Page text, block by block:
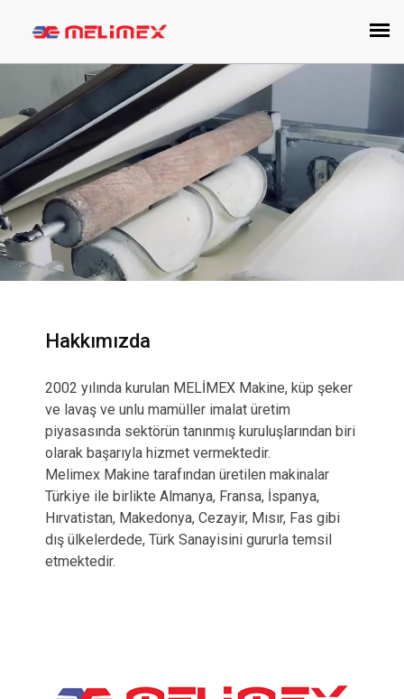
Hakkımızda
2002 yılında kurulan MELİMEX Makine, küp şeker
ve lavaş ve unlu mamüller imalat üretim
piyasasında sektörün tanınmış kuruluşlarından biri
olarak başarıyla hizmet vermektedir.
Melimex Makine tarafından üretilen makinalar
Türkiye ile birlikte Almanya, Fransa, İspanya,
Hırvatistan, Makedonya, Cezayir, Mısır, Fas gibi
dış ülkelerdede, Türk Sanayisini gururla temsil
etmektedir.